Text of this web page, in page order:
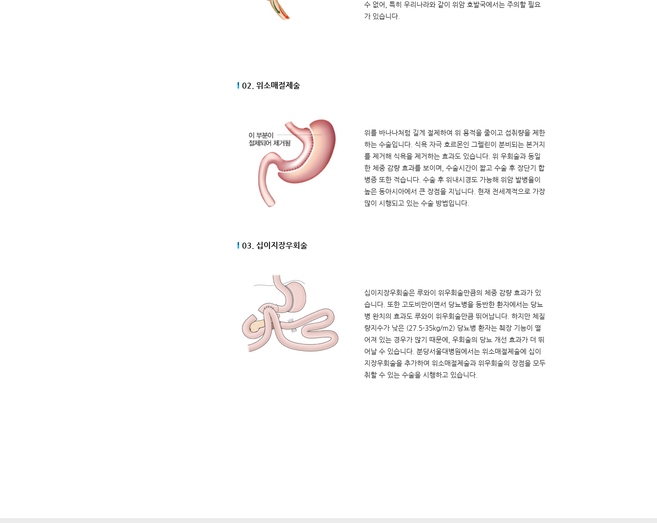
수 없어, 특히 우리나라와 같이 위암 호발국에서는 주의할 필요
가 있습니다.
02. 위소매절제술
위를 바나나처럼 길게 절제하여 위 용적을 줄이고 섭취량을 제한
하는 수술입니다. 식욕 자극 호르몬인 그렐린이 분비되는 본거지
를 제거해 식욕을 제거하는 효과도 있습니다. 위 우회술과 동일
한 체중 감량 효과를 보이며, 수술시간이 짧고 수술 후 장단기 합
병증 또한 적습니다. 수술 후 위내시경도 가능해 위암 발병율이
높은 동아시아에서 큰 장점을 지닙니다. 현재 전세계적으로 가장
많이 시행되고 있는 수술 방법입니다.
03. 십이지장우회술
십이지장우회술은 루와이 위우회술만큼의 체중 감량 효과가 있
습니다. 또한 고도비만이면서 당뇨병을 동반한 환자에서는 당뇨
병 완치의 효과도 루와이 위우회술만큼 뛰어납니다. 하지만 체질
량지수가 낮은 (27.5-35kg/m2) 당뇨병 환자는 췌장 기능이 떨
어져 있는 경우가 많기 때문에, 우회술의 당뇨 개선 효과가 더 뛰
어날 수 있습니다. 분당서울대병원에서는 위소매절제술에 십이
지장우회술을 추가하여 위소매절제술과 위우회술의 장점을 모두
취할 수 있는 수술을 시행하고 있습니다.